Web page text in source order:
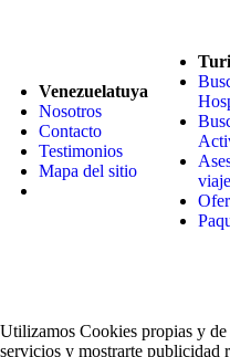
Venezuelatuya
Nosotros
Contacto
Testimonios
Mapa del sitio
Utilizamos Cookies propias y de
servicios y mostrarte publicidad